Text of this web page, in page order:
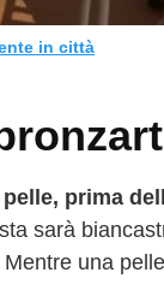
in città
prima
sarà
una